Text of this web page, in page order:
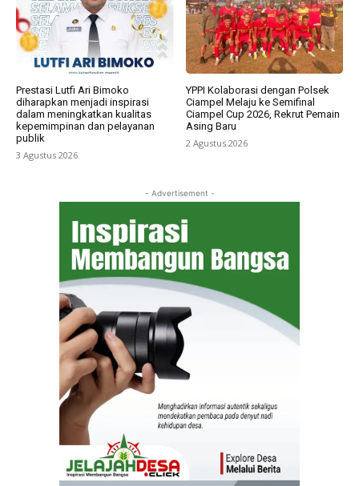
Prestasi Lutfi Ari Bimoko
diharapkan menjadi inspirasi
dalam meningkatkan kualitas
kepemimpinan dan pelayanan
publik
3 Agustus 2026
YPPI Kolaborasi dengan Polsek
Ciampel Melaju ke Semifinal
Ciampel Cup 2026, Rekrut Pemain
Asing Baru
2 Agustus 2026
- Advertisement -